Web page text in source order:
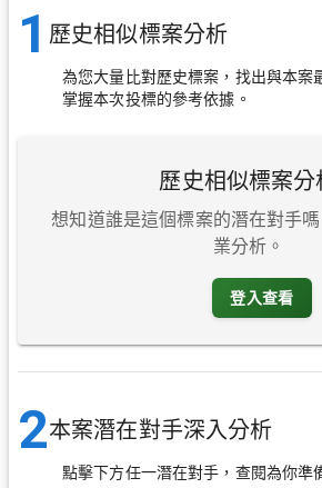
1 歷史相似標案分析
為您大量比對歷史標案，找出與本案
掌握本次投標的參考依據。
歷史相似標案分
想知道誰是這個標案的潛在對手
業分析。
登入查看
2本案潛在對手深入分析
點擊下方任一潛在對手，查閱為你準